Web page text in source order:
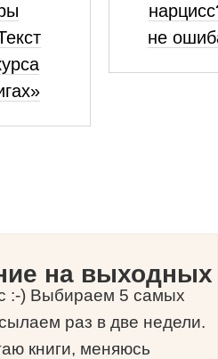
не
на выходных
:-) Выбираем 5 самых
раз в две недели.
книги, меняюсь